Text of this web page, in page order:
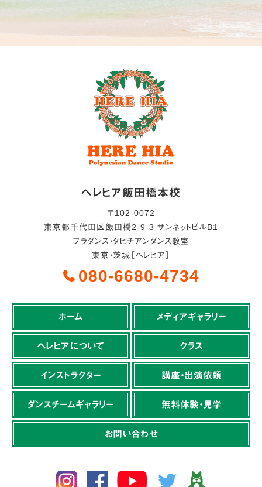
ヘレヒア飯田橋本校
〒102-0072
東京都千代田区飯田橋2-9-3 サンネットビルB1
フラダンス・タヒチアンダンス教室
東京・茨城［ヘレヒア］
080-6680-4734
ホーム メディアギャラリー
ヘレヒアについて クラス
インストラクター 講座・出演依頼
ダンスチームギャラリー 無料体験・見学
お問い合わせ